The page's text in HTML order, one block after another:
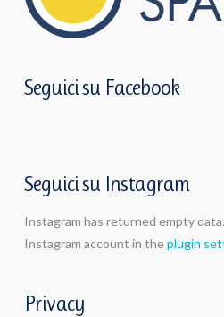
Seguici su Facebook
Seguici su Instagram
Instagram has returned empty
Instagram account in theplugin
Privacy